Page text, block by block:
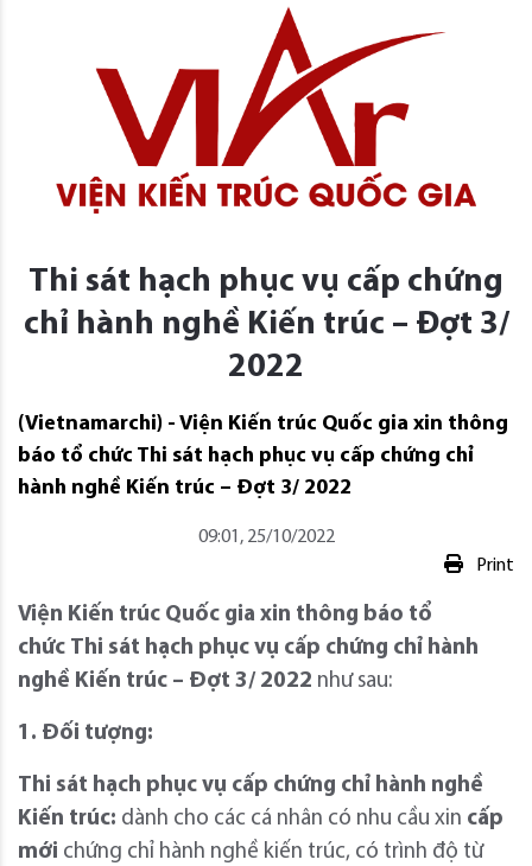
Thi sát hạch phục vụ cấp chứng
chỉ hành nghề Kiến trúc – Đợt 3/
2022
(Vietnamarchi) - Viện Kiến trúc Quốc gia xin thông
báo tổ chức Thi sát hạch phục vụ cấp chứng chỉ
hành nghề Kiến trúc – Đợt 3/ 2022
09:01, 25/10/2022
Print
Viện Kiến trúc Quốc gia xin thông báo tổ
chức Thi sát hạch phục vụ cấp chứng chỉ hành
nghề Kiến trúc – Đợt 3/ 2022 như sau:
1. Đối tượng:
Thi sát hạch phục vụ cấp chứng chỉ hành nghề
Kiến trúc: dành cho các cá nhân có nhu cầu xin cấp
mới chứng chỉ hành nghề kiến trúc, có trình độ từ